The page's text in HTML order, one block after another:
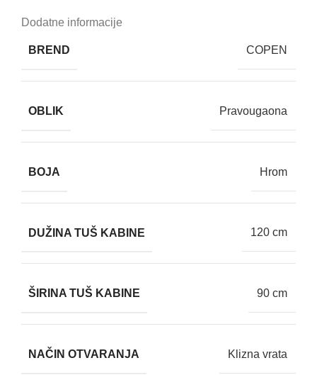
Dodatne informacije
BREND COPEN
OBLIK Pravougaona
BOJA Hrom
DUŽINA TUŠ KABINE 120 cm
ŠIRINA TUŠ KABINE 90 cm
NAČIN OTVARANJA Klizna vrata